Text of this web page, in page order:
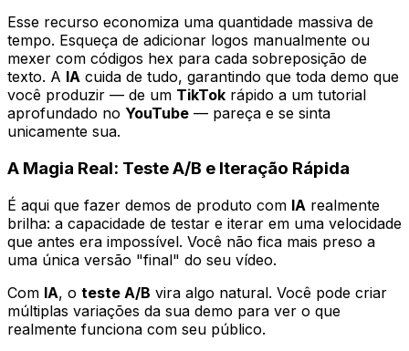
Esse recurso economiza uma quantidade massiva de
tempo. Esqueça de adicionar logos manualmente ou
mexer com códigos hex para cada sobreposição de
texto. A IA cuida de tudo, garantindo que toda demo que
você produzir — de um TikTok rápido a um tutorial
aprofundado no YouTube — pareça e se sinta
unicamente sua.
A Magia Real: Teste A/B e Iteração Rápida
É aqui que fazer demos de produto com IA realmente
brilha: a capacidade de testar e iterar em uma velocidade
que antes era impossível. Você não fica mais preso a
uma única versão "final" do seu vídeo.
Com IA, o teste A/B vira algo natural. Você pode criar
múltiplas variações da sua demo para ver o que
realmente funciona com seu público.